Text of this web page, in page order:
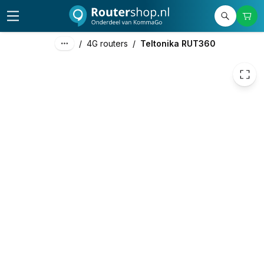
/ 4G routers / Teltonika RUT360